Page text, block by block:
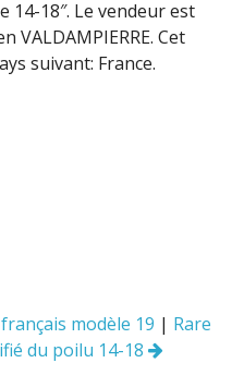
14-18″. Le vendeur est
VALDAMPIERRE. Cet
suivant: France.
modèle 19 | Rare
du poilu 14-18